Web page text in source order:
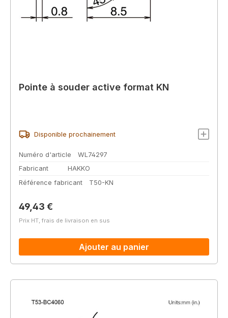
Pointe à souder active format KN
Disponible prochainement
Numéro d'article
WL74297
Fabricant
HAKKO
Référence fabricant
T50-KN
Prix régulier :
49,43 €
Prix HT, frais de livraison en sus
Ajouter au panier